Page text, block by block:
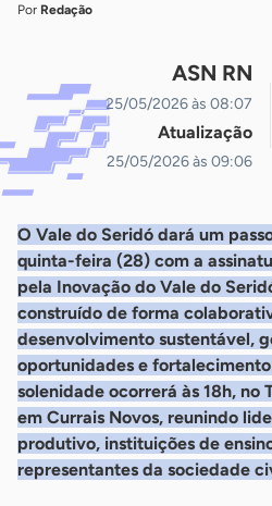
Por Redação
ASN RN
25/05/2026 às 08:07
Atualização
25/05/2026 às 09:06
O Vale do Seridó dará um
quinta-feira (28) com a
pela Inovação do Vale do
construído de forma
desenvolvimento sustentável,
oportunidades e
solenidade ocorrerá às 18h, no
em Currais Novos, reunindo
produtivo, instituições de
representantes da sociedade